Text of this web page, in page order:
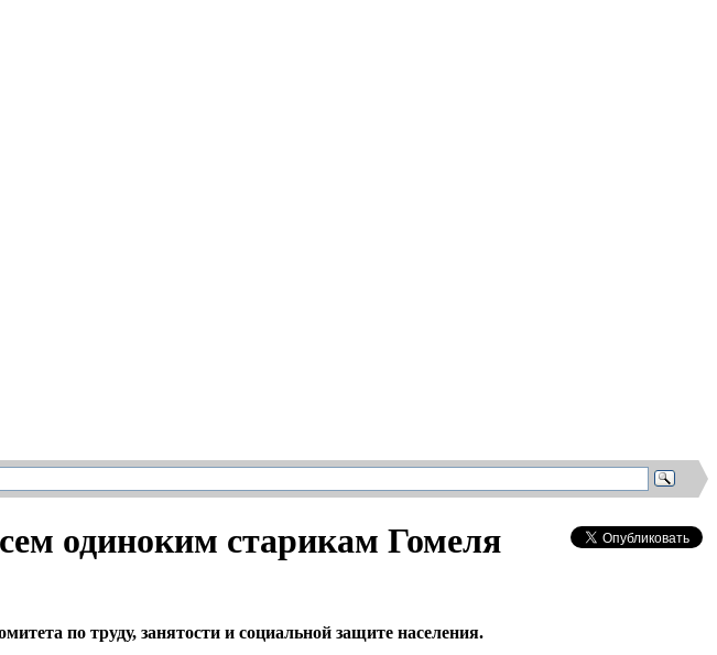
одиноким старикам Гомеля
по труду, занятости и социальной защите населения.